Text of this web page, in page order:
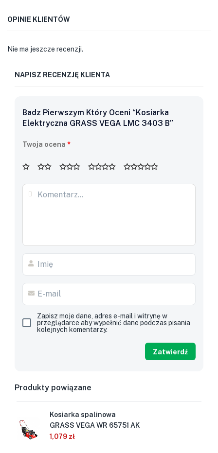
OPINIE KLIENTÓW
Nie ma jeszcze recenzji.
NAPISZ RECENZJĘ KLIENTA
Badz Pierwszym Który Oceni “Kosiarka
Elektryczna GRASS VEGA LMC 3403 B”
Twoja ocena *
Zapisz moje dane, adres e-mail i witrynę w
przeglądarce aby wypełnić dane podczas pisania
kolejnych komentarzy.
Produkty powiązane
Kosiarka spalinowa
GRASS VEGA WR 65751 AK
1,079 zł